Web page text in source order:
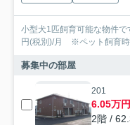
小型犬1匹飼育可能な物件
円(税別)/月 ※ペット飼育
募集中の部屋
201
6.05万円
2階 /